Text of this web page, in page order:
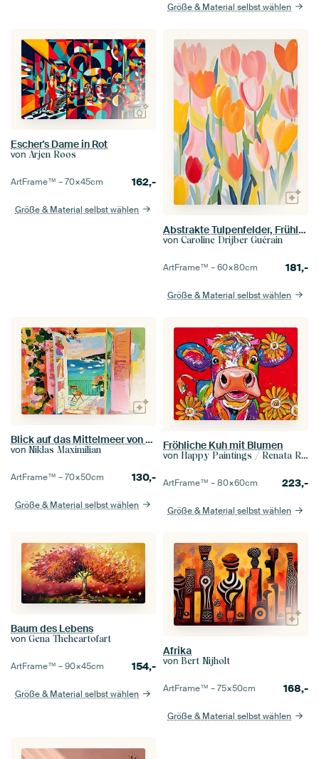
Größe & Material selbst wählen
Escher's Dame in Rot
von Arjen Roos
ArtFrame™ –70×45cm 162,-
Größe & Material selbst wählen
Abstrakte Tulpenfelder, Frühlingsgefühle
von Caroline Drijber Guérain
ArtFrame™ –60×80cm 181,-
Größe & Material selbst wählen
Blick auf das Mittelmeer von der Terrasse
von Niklas Maximilian
ArtFrame™ –70×50cm 130,-
Größe & Material selbst wählen
Fröhliche Kuh mit Blumen
von Happy Paintings / Renata Rolefes Art
ArtFrame™ –80×60cm 223,-
Größe & Material selbst wählen
Baum des Lebens
von Gena Theheartofart
ArtFrame™ –90×45cm 154,-
Größe & Material selbst wählen
Afrika
von Bert Nijholt
ArtFrame™ –75×50cm 168,-
Größe & Material selbst wählen